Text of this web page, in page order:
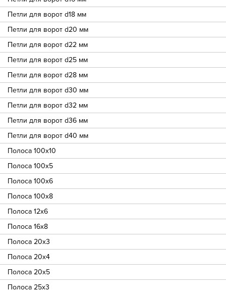
Петли для ворот d18 мм
Петли для ворот d20 мм
Петли для ворот d22 мм
Петли для ворот d25 мм
Петли для ворот d28 мм
Петли для ворот d30 мм
Петли для ворот d32 мм
Петли для ворот d36 мм
Петли для ворот d40 мм
Полоса 100х10
Полоса 100х5
Полоса 100х6
Полоса 100х8
Полоса 12х6
Полоса 16х8
Полоса 20х3
Полоса 20х4
Полоса 20х5
Полоса 25х3